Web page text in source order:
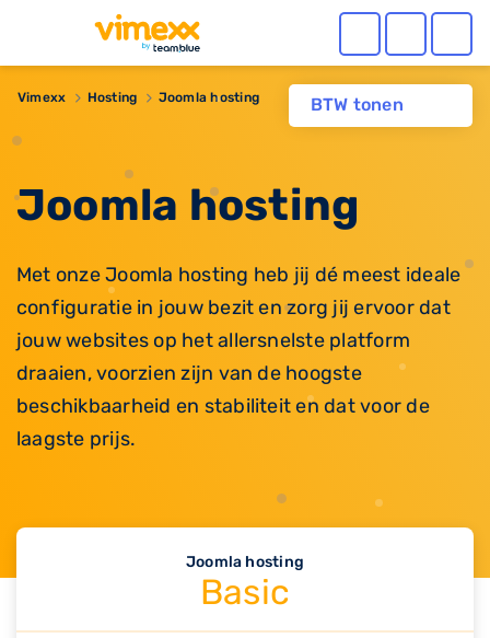
BTW tonen
Vimexx Hosting Joomla hosting
Joomla hosting
Met onze Joomla hosting heb jij dé meest ideale
configuratie in jouw bezit en zorg jij ervoor dat
jouw websites op het allersnelste platform
draaien, voorzien zijn van de hoogste
beschikbaarheid en stabiliteit en dat voor de
laagste prijs.
Joomla hosting
Basic